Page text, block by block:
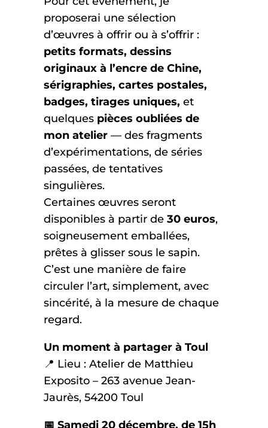
proposerai une sélection
d’œuvres à offrir ou à s’offrir :
petits formats, dessins
originaux à l’encre de Chine,
sérigraphies, cartes postales,
badges, tirages uniques, et
quelques pièces oubliées de
mon atelier — des fragments
d’expérimentations, de séries
passées, de tentatives
singulières.
Certaines œuvres seront
disponibles à partir de30 euros,
soigneusement emballées,
prêtes à glisser sous le sapin.
C’est une manière de faire
circuler l’art, simplement, avec
sincérité, à la mesure de chaque
regard.
Un moment à partager à Toul
📍 Lieu : Atelier de Matthieu
Exposito – 263 avenue Jean-
Jaurès, 54200 Toul
📅 Samedi 20 décembre, de 15h